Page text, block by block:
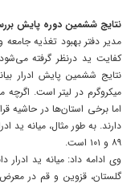
نتایج ششمین دوره پایش
مدیر دفتر بهبود تغذیه
میکروگرم در لیتر است.
اما برخی استان‌ها در حاشیه
دارند. به طور مثال، میانه ید
۸۹ و ۱۰۱ است.
وی ادامه داد: میانه ید ادرار
گلستان، قزوین و قم در معرض